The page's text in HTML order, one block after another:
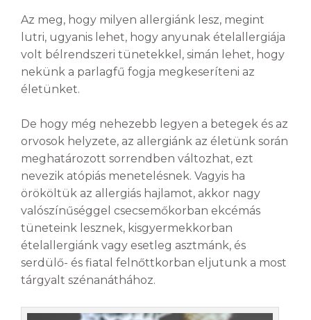
Az meg, hogy milyen allergiánk lesz, megint
lutri, ugyanis lehet, hogy anyunak ételallergiája
volt bélrendszeri tünetekkel, simán lehet, hogy
nekünk a parlagfű fogja megkeseríteni az
életünket.
De hogy még nehezebb legyen a betegek és az
orvosok helyzete, az allergiánk az életünk során
meghatározott sorrendben változhat, ezt
nevezik atópiás menetelésnek. Vagyis ha
örököltük az allergiás hajlamot, akkor nagy
valószínűséggel csecsemőkorban ekcémás
tüneteink lesznek, kisgyermekkorban
ételallergiánk vagy esetleg asztmánk, és
serdülő- és fiatal felnőttkorban eljutunk a most
tárgyalt szénanáthához.